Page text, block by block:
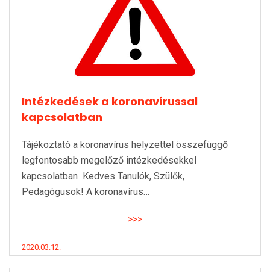
Intézkedések a koronavírussal
kapcsolatban
Tájékoztató a koronavírus helyzettel összefüggő
legfontosabb megelőző intézkedésekkel
kapcsolatban Kedves Tanulók, Szülők,
Pedagógusok! A koronavírus…
>>>
2020.03.12.